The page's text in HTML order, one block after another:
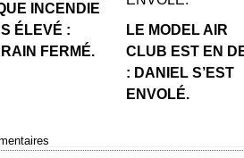
INCENDIE
ÉLEVÉ :
FERMÉ.
LE MODEL AIR
CLUB EST EN
: DANIEL S’EST
ENVOLÉ.